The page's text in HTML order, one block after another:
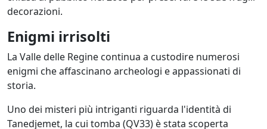
decorazioni.
Enigmi irrisolti
La Valle delle Regine continua a custodire numerosi
enigmi che affascinano archeologi e appassionati di
storia.
Uno dei misteri più intriganti riguarda l'identità di
Tanedjemet, la cui tomba (QV33) è stata scoperta